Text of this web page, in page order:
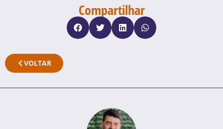
Compartilhar
VOLTAR